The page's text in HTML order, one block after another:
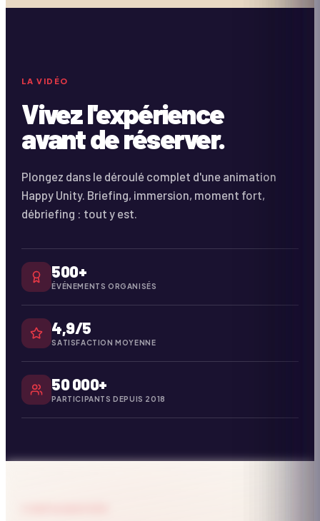
DURÉE ·
Coming Soon
LA VIDÉO
Vivez l'expérience
avant de réserver.
Plongez dans le déroulé complet d'une animation
Happy Unity. Briefing, immersion, moment fort,
débriefing : tout y est.
500+
ÉVÉNEMENTS ORGANISÉS
4,9/5
SATISFACTION MOYENNE
50 000+
PARTICIPANTS DEPUIS 2018